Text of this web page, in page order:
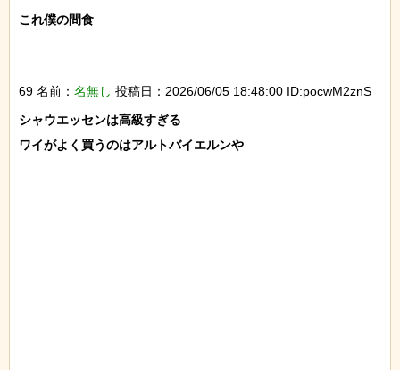
これ僕の間食
69 名前： 名無し 投稿日：2026/06/05 18:48:00 ID:pocwM2znS
シャウエッセンは高級すぎる
ワイがよく買うのはアルトバイエルンや